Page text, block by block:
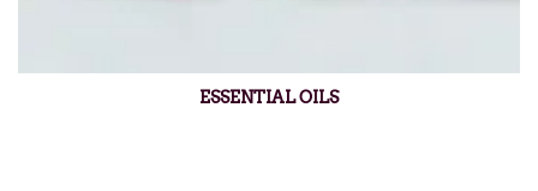
ESSENTIAL OILS